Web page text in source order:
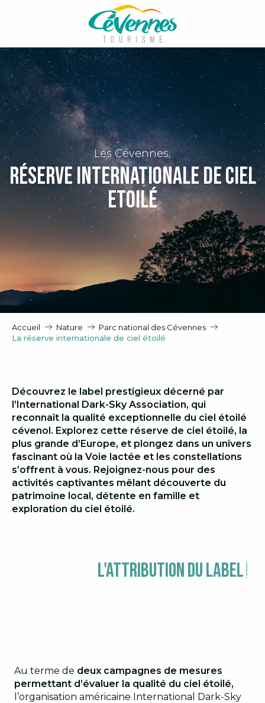
principal
Les Cévennes,
Réserve Internationale de Ciel
Etoilé
Accueil Nature
Parc national des Cévennes
La réserve internationale de ciel étoilé
Découvrez le label prestigieux décerné par
l’International Dark-Sky Association, qui
reconnaît la qualité exceptionnelle du ciel étoilé
cévenol. Explorez cette réserve de ciel étoilé, la
plus grande d’Europe, et plongez dans un univers
fascinant où la Voie lactée et les constellations
s’offrent à vous. Rejoignez-nous pour des
activités captivantes mêlant découverte du
patrimoine local, détente en famille et
exploration du ciel étoilé.
L'attribution du label
Au terme de deux campagnes de mesures
permettant d’évaluer la qualité du ciel étoilé,
l’organisation américaine International Dark-Sky